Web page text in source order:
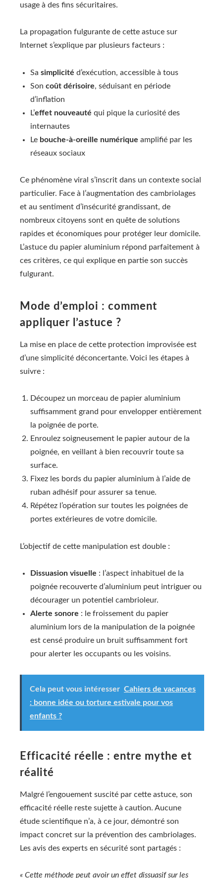
usage à des fins sécuritaires.
La propagation fulgurante de cette astuce sur
Internet s’explique par plusieurs facteurs :
Sa simplicité d’exécution, accessible à tous
Son coût dérisoire, séduisant en période
d’inflation
L’effet nouveauté qui pique la curiosité des
internautes
Le bouche-à-oreille numérique amplifié par les
réseaux sociaux
Ce phénomène viral s’inscrit dans un contexte social
particulier. Face à l’augmentation des cambriolages
et au sentiment d’insécurité grandissant, de
nombreux citoyens sont en quête de solutions
rapides et économiques pour protéger leur domicile.
L’astuce du papier aluminium répond parfaitement à
ces critères, ce qui explique en partie son succès
fulgurant.
Mode d’emploi : comment
appliquer l’astuce ?
La mise en place de cette protection improvisée est
d’une simplicité déconcertante. Voici les étapes à
suivre :
Découpez un morceau de papier aluminium
suffisamment grand pour envelopper entièrement
la poignée de porte.
Enroulez soigneusement le papier autour de la
poignée, en veillant à bien recouvrir toute sa
surface.
Fixez les bords du papier aluminium à l’aide de
ruban adhésif pour assurer sa tenue.
Répétez l’opération sur toutes les poignées de
portes extérieures de votre domicile.
L’objectif de cette manipulation est double :
Dissuasion visuelle : l’aspect inhabituel de la
poignée recouverte d’aluminium peut intriguer ou
décourager un potentiel cambrioleur.
Alerte sonore : le froissement du papier
aluminium lors de la manipulation de la poignée
est censé produire un bruit suffisamment fort
pour alerter les occupants ou les voisins.
Cela peut vous intéresser Cahiers de vacances
: bonne idée ou torture estivale pour vos
enfants ?
Efficacité réelle : entre mythe et
réalité
Malgré l’engouement suscité par cette astuce, son
efficacité réelle reste sujette à caution. Aucune
étude scientifique n’a, à ce jour, démontré son
impact concret sur la prévention des cambriolages.
Les avis des experts en sécurité sont partagés :
« Cette méthode peut avoir un effet dissuasif sur les